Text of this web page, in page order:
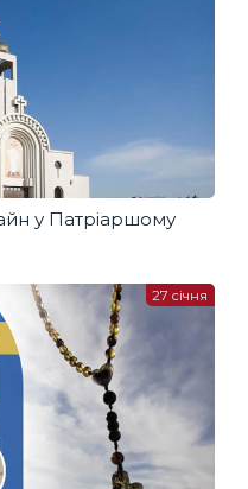
у Патріаршому
27 січня